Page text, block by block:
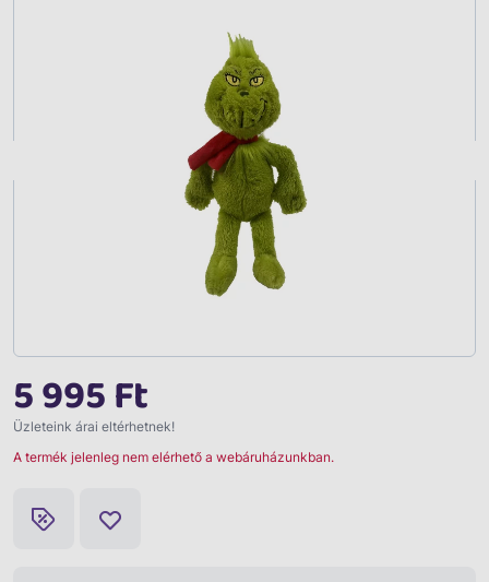
5 995 Ft
Üzleteink árai eltérhetnek!
A termék jelenleg nem elérhető a webáruházunkban.